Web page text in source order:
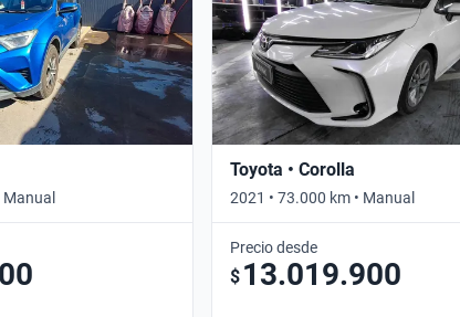
Toyota • Corolla
2021 • 73.000 km • Manual
Precio desde
$ 13.019.900